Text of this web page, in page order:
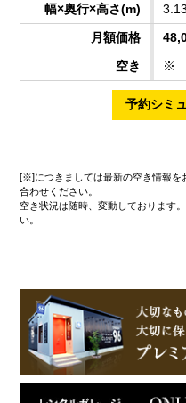
※
[※]につきましては最新の空き情報を
合わせください。
空き状況は随時、変動しております
い。